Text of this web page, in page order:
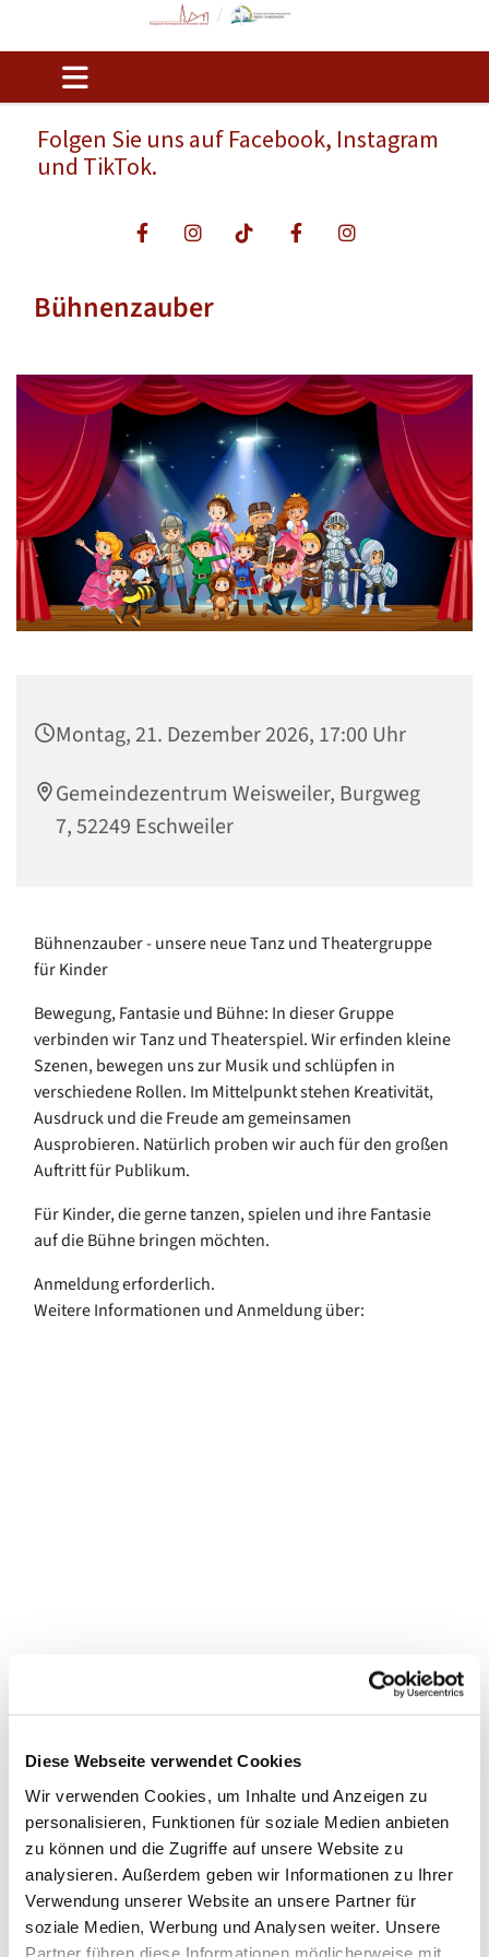
Diese Webseite verwendet Cookies
Wir verwenden Cookies, um Inhalte und Anzeigen zu
personalisieren, Funktionen für soziale Medien anbieten
zu können und die Zugriffe auf unsere Website zu
analysieren. Außerdem geben wir Informationen zu Ihrer
Verwendung unserer Website an unsere Partner für
soziale Medien, Werbung und Analysen weiter. Unsere
Partner führen diese Informationen möglicherweise mit
Folgen Sie uns auf Facebook, Instagram
und TikTok.
Bühnenzauber
Montag, 21. Dezember 2026, 17:00 Uhr
Gemeindezentrum Weisweiler, Burgweg
7, 52249 Eschweiler
Bühnenzauber - unsere neue Tanz und Theatergruppe
für Kinder
Bewegung, Fantasie und Bühne: In dieser Gruppe
verbinden wir Tanz und Theaterspiel. Wir erfinden kleine
Szenen, bewegen uns zur Musik und schlüpfen in
verschiedene Rollen. Im Mittelpunkt stehen Kreativität,
Ausdruck und die Freude am gemeinsamen
Ausprobieren. Natürlich proben wir auch für den großen
Auftritt für Publikum.
Für Kinder, die gerne tanzen, spielen und ihre Fantasie
auf die Bühne bringen möchten.
Anmeldung erforderlich.
Weitere Informationen und Anmeldung über: